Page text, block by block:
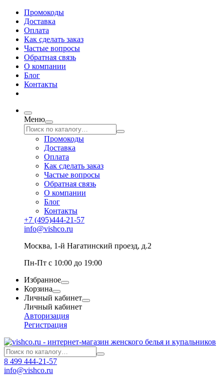
Промокоды
Доставка
Оплата
Как сделать заказ
Частые вопросы
Обратная связь
О компании
Блог
Контакты
Меню
Промокоды
Доставка
Оплата
Как сделать заказ
Частые вопросы
Обратная связь
О компании
Блог
Контакты
+7 (495)444-21-57
info@vishco.ru
Москва, 1-й Нагатинский проезд, д.2
Пн-Пт с 10:00 до 19:00
Избранное
Корзина
Личный кабинет
Личный кабинет
Авторизация
Регистрация
8 499 444-21-57
info@vishco.ru